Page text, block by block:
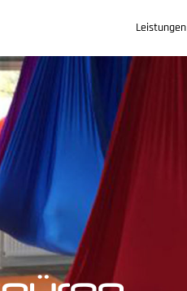
Leistungen